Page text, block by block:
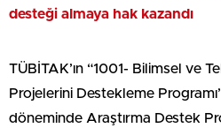
desteği almaya hak kazandı
TÜBİTAK’ın “1001- Bilimsel ve
Projelerini Destekleme
döneminde Araştırma Destek